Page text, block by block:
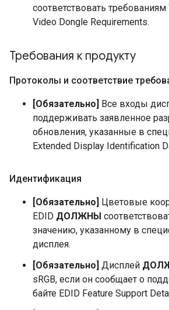
соответствовать требованиям
Video Dongle Requirements.
Требования к продукту
Протоколы и соответствие
[Обязательно] Все входы
поддерживать заявленное
обновления, указанные в
Extended Display Identification
Идентификация
[Обязательно] Цветовые
EDID ДОЛЖНЫ
значению, указанному в
дисплея.
[Обязательно] Дисплей
sRGB, если он сообщает о
байте EDID Feature Support